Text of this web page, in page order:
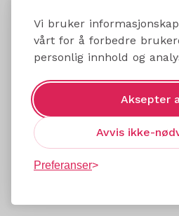
Vi bruker
vårt for å forbedre
personlig innhold og
Aksepter
Avvis ikke-
Preferanser